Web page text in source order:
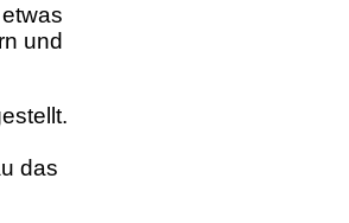
und
das